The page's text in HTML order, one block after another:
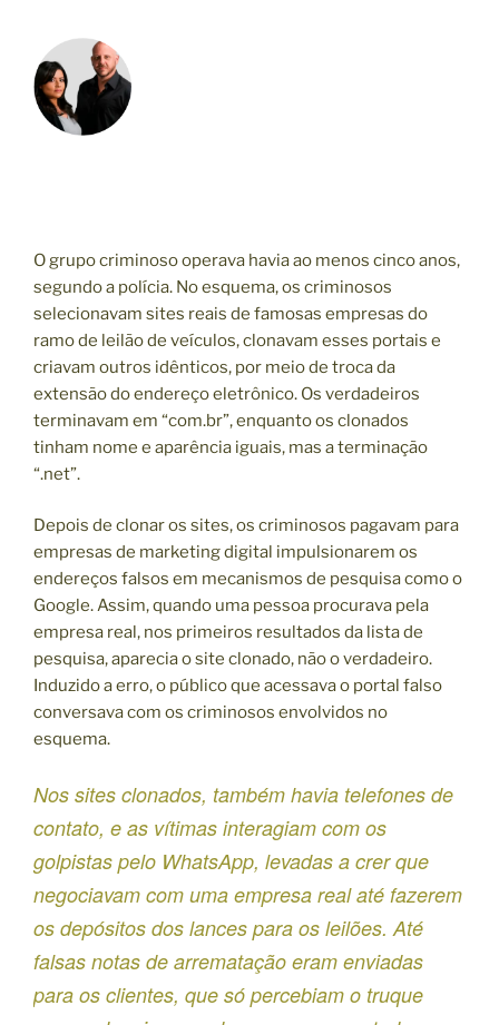
O grupo criminoso operava havia ao menos cinco anos,
segundo a polícia. No esquema, os criminosos
selecionavam sites reais de famosas empresas do
ramo de leilão de veículos, clonavam esses portais e
criavam outros idênticos, por meio de troca da
extensão do endereço eletrônico. Os verdadeiros
terminavam em “com.br”, enquanto os clonados
tinham nome e aparência iguais, mas a terminação
“.net”.
Depois de clonar os sites, os criminosos pagavam para
empresas de marketing digital impulsionarem os
endereços falsos em mecanismos de pesquisa como o
Google. Assim, quando uma pessoa procurava pela
empresa real, nos primeiros resultados da lista de
pesquisa, aparecia o site clonado, não o verdadeiro.
Induzido a erro, o público que acessava o portal falso
conversava com os criminosos envolvidos no
esquema.
Nos sites clonados, também havia telefones de
contato, e as vítimas interagiam com os
golpistas pelo WhatsApp, levadas a crer que
negociavam com uma empresa real até fazerem
os depósitos dos lances para os leilões. Até
falsas notas de arrematação eram enviadas
para os clientes, que só percebiam o truque